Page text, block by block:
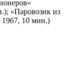
«Паровозик из
10 мин.)